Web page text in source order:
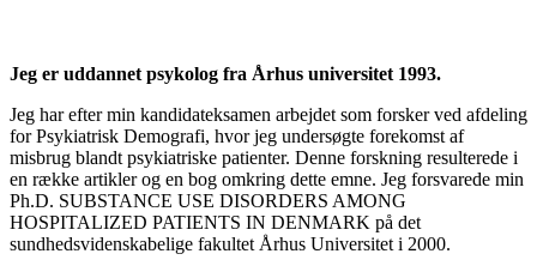
Jeg er uddannet psykolog fra Århus universitet 1993.
Jeg har efter min kandidateksamen arbejdet som forsker ved afdeling
for Psykiatrisk Demografi, hvor jeg undersøgte forekomst af
misbrug blandt psykiatriske patienter. Denne forskning resulterede i
en række artikler og en bog omkring dette emne. Jeg forsvarede min
Ph.D. SUBSTANCE USE DISORDERS AMONG
HOSPITALIZED PATIENTS IN DENMARK på det
sundhedsvidenskabelige fakultet Århus Universitet i 2000.